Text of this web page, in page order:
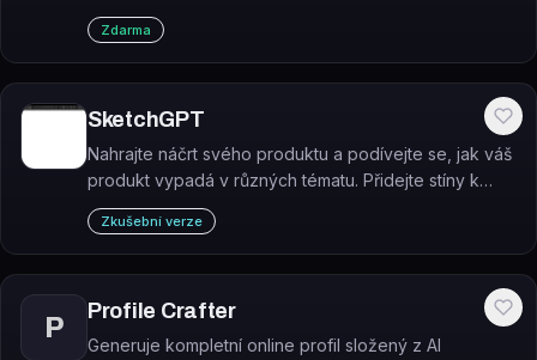
asymetrického šifrování odvozeného z hesla
příjemce.
Zdarma
SketchGPT
Nahrajte náčrt svého produktu a podívejte se, jak váš
produkt vypadá v různých tématu. Přidejte stíny k
náčrtu pro větší hloubku a rozměr, při zachování
čistého pozadí.
Zkušební verze
P
Profile Crafter
Generuje kompletní online profil složený z AI